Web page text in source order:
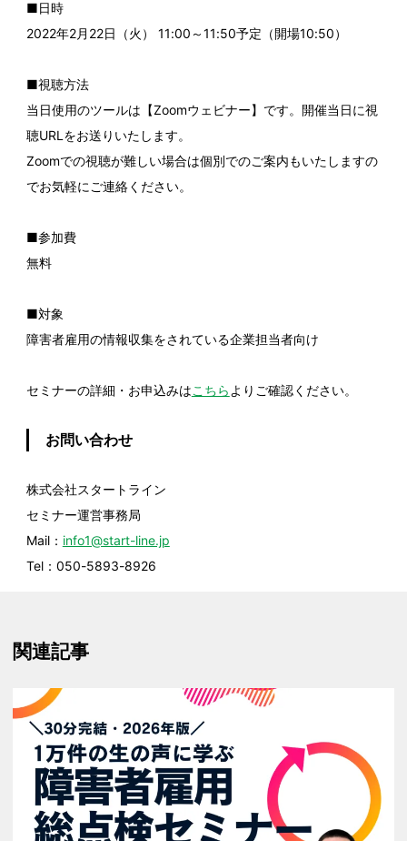
■日時
2022年2月22日（火） 11:00～11:50予定（開場10:50）
■視聴方法
当日使用のツールは【Zoomウェビナー】です。開催当日に視
聴URLをお送りいたします。
Zoomでの視聴が難しい場合は個別でのご案内もいたしますの
でお気軽にご連絡ください。
■参加費
無料
■対象
障害者雇用の情報収集をされている企業担当者向け
セミナーの詳細・お申込みはこちら よりご確認ください。
お問い合わせ
株式会社スタートライン
セミナー運営事務局
Mail： info1@start-line.jp
Tel：050-5893-8926
関連記事